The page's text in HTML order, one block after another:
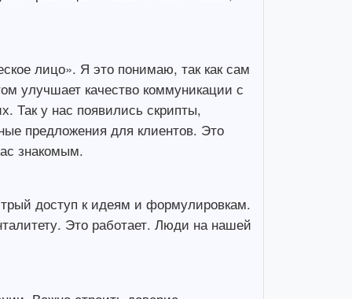
лицо». Я это понимаю, так как сам
улучшает качество коммуникации с
Так у нас появились скрипты,
предложения для клиентов. Это
знакомым.
доступ к идеям и формулировкам.
Это работает. Люди на нашей